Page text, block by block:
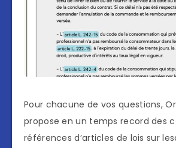
Pour chacune de vos questions,
propose en un temps record des
références d’articles de lois sur